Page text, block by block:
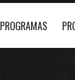
PROGRAMAS